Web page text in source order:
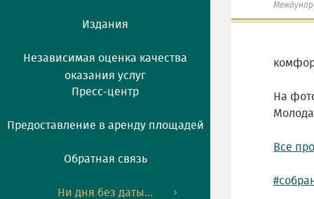
Издания
Независимая оценка качества
оказания услуг
Пресс-центр
Предоставление в аренду площадей
Обратная связь
Ни дня без даты...
На
Все